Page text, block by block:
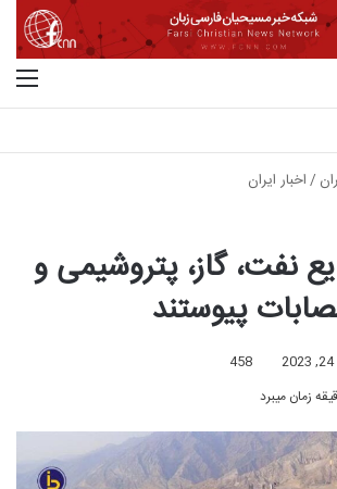
/اخبار ایران
نفت، گاز، پتروشیمی و
پیوستند
458